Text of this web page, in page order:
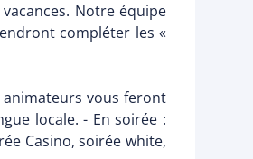
Notre équipe
compléter les «
vous feront
locale. - En soirée :
Casino, soirée white,